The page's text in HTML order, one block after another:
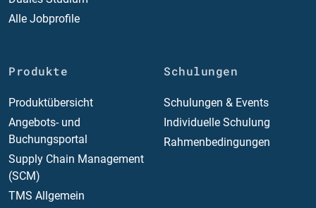
Alle Jobprofile
Produkte
Produktübersicht
Angebots- und
Buchungsportal
Supply Chain Management
(SCM)
TMS Allgemein
Schulungen
Schulungen & Events
Individuelle Schulung
Rahmenbedingungen